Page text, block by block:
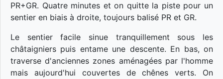
PR+GR. Quatre minutes et on quitte la piste pour un
sentier en biais à droite, toujours balisé PR et GR.
Le sentier facile sinue tranquillement sous les
châtaigniers puis entame une descente. En bas, on
traverse d'anciennes zones aménagées par l'homme
mais aujourd'hui couvertes de chênes verts. On